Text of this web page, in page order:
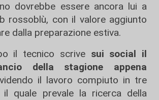
dovrebbe essere ancora lui a
rossoblù, con il valore aggiunto
dalla preparazione estiva.
il tecnico scrive sui social il
della stagione appena
il lavoro compiuto in tre
quale prevale la ricerca della